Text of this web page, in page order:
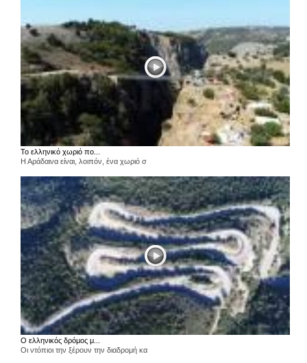
Το ελληνικό χωριό πο...
Η Αράδαινα είναι, λοιπόν, ένα χωριό σ
Ο ελληνικός δρόμος μ...
Οι ντόπιοι την ξέρουν την διαδρομή κα